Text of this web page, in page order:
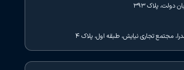
دولت، پلاک ۳۹۳
مجتمع تجاری نیایش، طبقه اول، پلاک ۴